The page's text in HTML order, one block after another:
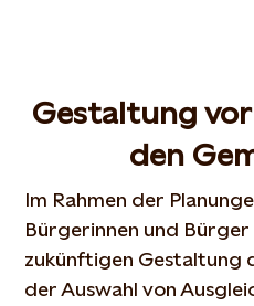
Gestaltung
den
Im Rahmen der
Bürgerinnen und
zukünftigen Gestaltung
der Auswahl von